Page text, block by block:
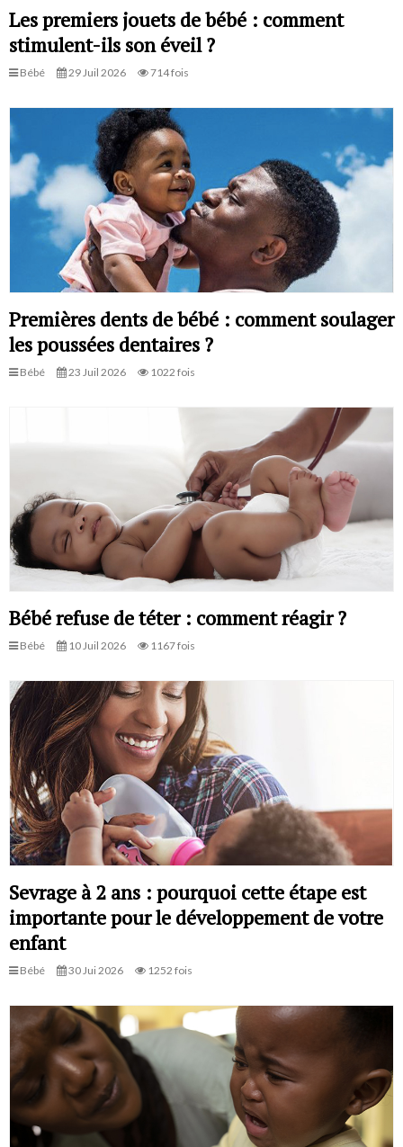
Les premiers jouets de bébé : comment
stimulent-ils son éveil ?
Bébé 29 Juil 2026 714 fois
Premières dents de bébé : comment soulager
les poussées dentaires ?
Bébé 23 Juil 2026 1022 fois
Bébé refuse de téter : comment réagir ?
Bébé 10 Juil 2026 1167 fois
Sevrage à 2 ans : pourquoi cette étape est
importante pour le développement de votre
enfant
Bébé 30 Jui 2026 1252 fois